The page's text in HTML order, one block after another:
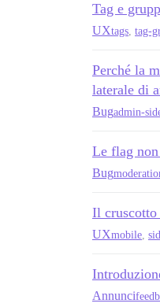
Tag e
UXtags tag-
Perché la
laterale di
Bugadmin-
Le flag non
Bug
Il cruscotto
UXmobile
Annunci